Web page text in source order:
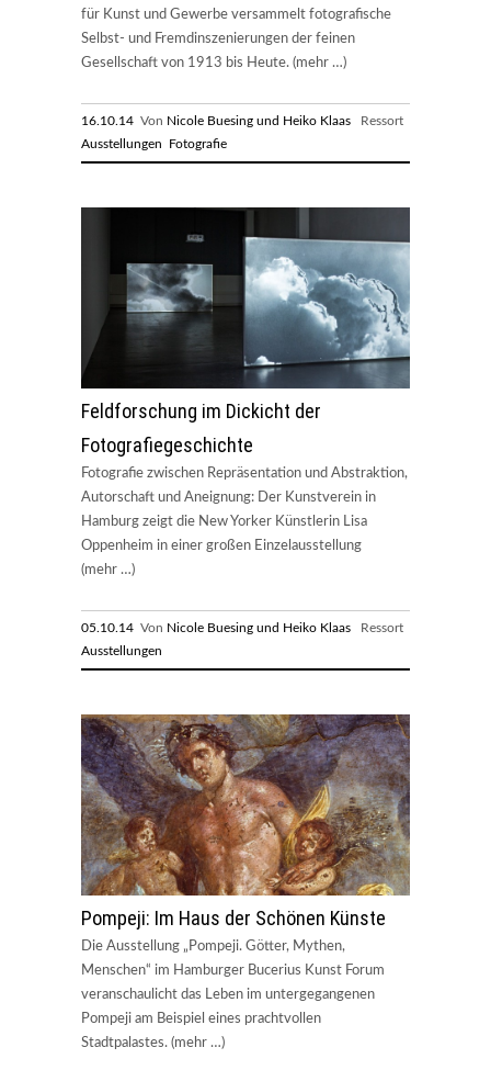
für Kunst und Gewerbe versammelt fotografische
Selbst- und Fremdinszenierungen der feinen
Gesellschaft von 1913 bis Heute. (mehr …)
16.10.14 Von Nicole Buesing und Heiko Klaas Ressort
Ausstellungen
Fotografie
Feldforschung im Dickicht der
Fotografiegeschichte
Fotografie zwischen Repräsentation und Abstraktion,
Autorschaft und Aneignung: Der Kunstverein in
Hamburg zeigt die New Yorker Künstlerin Lisa
Oppenheim in einer großen Einzelausstellung
(mehr …)
05.10.14 Von Nicole Buesing und Heiko Klaas Ressort
Ausstellungen
Pompeji: Im Haus der Schönen Künste
Die Ausstellung „Pompeji. Götter, Mythen,
Menschen“ im Hamburger Bucerius Kunst Forum
veranschaulicht das Leben im untergegangenen
Pompeji am Beispiel eines prachtvollen
Stadtpalastes. (mehr …)